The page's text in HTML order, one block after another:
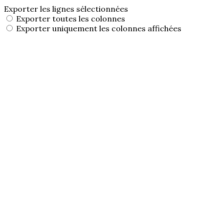
Exporter les lignes sélectionnées
Exporter toutes les colonnes
Exporter uniquement les colonnes affichées